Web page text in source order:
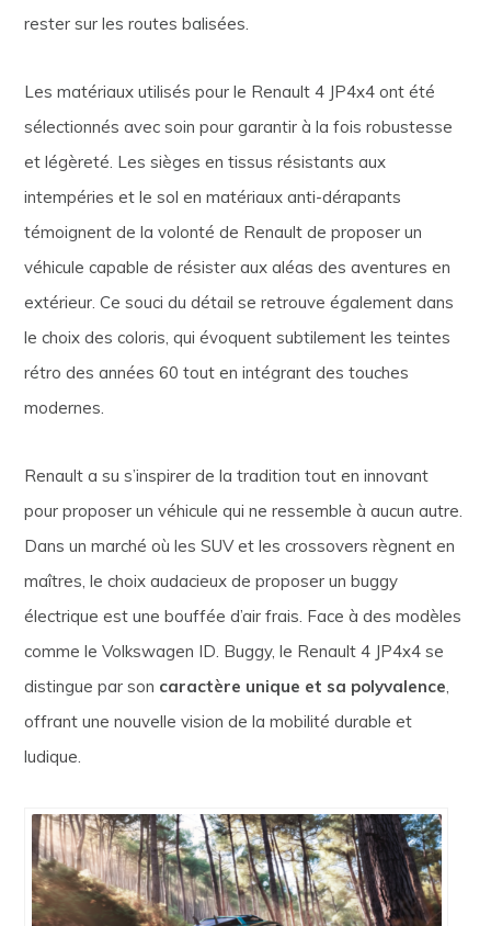
rester sur les routes balisées.
Les matériaux utilisés pour le Renault 4 JP4x4 ont été
sélectionnés avec soin pour garantir à la fois robustesse
et légèreté. Les sièges en tissus résistants aux
intempéries et le sol en matériaux anti-dérapants
témoignent de la volonté de Renault de proposer un
véhicule capable de résister aux aléas des aventures en
extérieur. Ce souci du détail se retrouve également dans
le choix des coloris, qui évoquent subtilement les teintes
rétro des années 60 tout en intégrant des touches
modernes.
Renault a su s’inspirer de la tradition tout en innovant
pour proposer un véhicule qui ne ressemble à aucun autre.
Dans un marché où les SUV et les crossovers règnent en
maîtres, le choix audacieux de proposer un buggy
électrique est une bouffée d’air frais. Face à des modèles
comme le Volkswagen ID. Buggy, le Renault 4 JP4x4 se
distingue par son caractère unique et sa polyvalence
offrant une nouvelle vision de la mobilité durable et
ludique.